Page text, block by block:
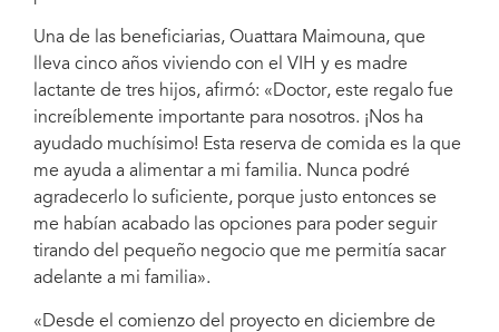
Una de las beneficiarias, Ouattara Maimouna, que
lleva cinco años viviendo con el VIH y es madre
lactante de tres hijos, afirmó: «Doctor, este regalo fue
increíblemente importante para nosotros. ¡Nos ha
ayudado muchísimo! Esta reserva de comida es la que
me ayuda a alimentar a mi familia. Nunca podré
agradecerlo lo suficiente, porque justo entonces se
me habían acabado las opciones para poder seguir
tirando del pequeño negocio que me permitía sacar
adelante a mi familia».
«Desde el comienzo del proyecto en diciembre de